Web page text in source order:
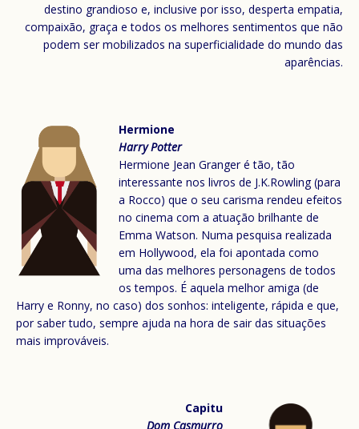
destino grandioso e, inclusive por isso, desperta empatia,
compaixão, graça e todos os melhores sentimentos que não
podem ser mobilizados na superficialidade do mundo das
aparências.
Hermione
Harry Potter
Hermione Jean Granger é tão, tão
interessante nos livros de J.K.Rowling (para
a Rocco) que o seu carisma rendeu efeitos
no cinema com a atuação brilhante de
Emma Watson. Numa pesquisa realizada
em Hollywood, ela foi apontada como
uma das melhores personagens de todos
os tempos. É aquela melhor amiga (de
Harry e Ronny, no caso) dos sonhos: inteligente, rápida e que,
por saber tudo, sempre ajuda na hora de sair das situações
mais improváveis.
Capitu
Dom Casmurro